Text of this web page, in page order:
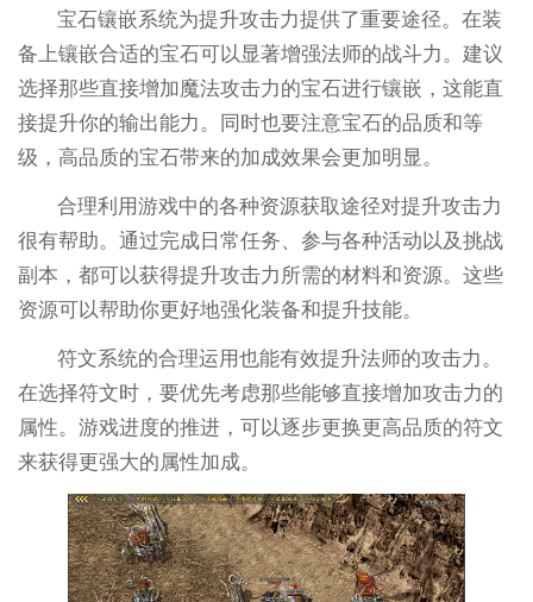
宝石镶嵌系统为提升攻击力提供了重要途径。在装
备上镶嵌合适的宝石可以显著增强法师的战斗力。建议
选择那些直接增加魔法攻击力的宝石进行镶嵌，这能直
接提升你的输出能力。同时也要注意宝石的品质和等
级，高品质的宝石带来的加成效果会更加明显。
合理利用游戏中的各种资源获取途径对提升攻击力
很有帮助。通过完成日常任务、参与各种活动以及挑战
副本，都可以获得提升攻击力所需的材料和资源。这些
资源可以帮助你更好地强化装备和提升技能。
符文系统的合理运用也能有效提升法师的攻击力。
在选择符文时，要优先考虑那些能够直接增加攻击力的
属性。游戏进度的推进，可以逐步更换更高品质的符文
来获得更强大的属性加成。